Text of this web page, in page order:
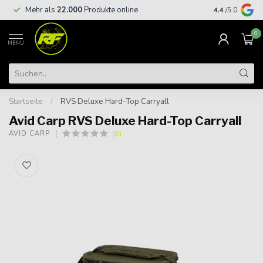
Mehr als 22.000Produkte online Kostenloser
€
4.4 /5.0
MENU
0
Startseite / RVS Deluxe Hard-Top Carryall
Avid Carp RVS Deluxe Hard-Top Carryall
AVID CARP (0)